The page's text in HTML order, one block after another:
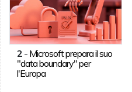
2- Microsoft prepara il suo
"data boundary" per
l'Europa